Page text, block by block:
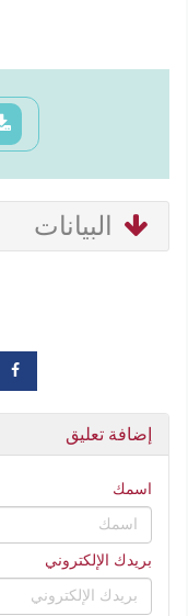
البيانات
إضافة تعليق
اسمك
بريدك الإلكتروني